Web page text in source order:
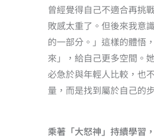
曾經覺得自己不適合再挑
敗感太重了。但後來我意
的一部分。」這樣的體悟
來」，給自己更多空間。
必急於與年輕人比較，也
量，而是找到屬於自己的
乘著「大怒神」持續學習